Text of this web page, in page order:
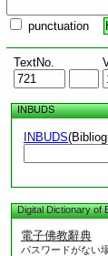
punctuation
TextNo.
INBUDS
INBUDS
Digital Dictionary of
電子佛教辭典
パスワードがない